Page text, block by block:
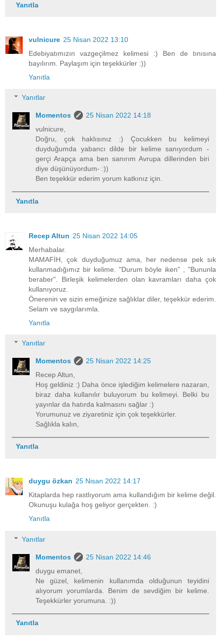
Yanıtla
vulnicure 25 Nisan 2022 13:10
Edebiyatımızın vazgeçilmez kelimesi :) Ben de tınısına
bayılırım. Paylaşım için teşekkürler :))
Yanıtla
Yanıtlar
Momentos
25 Nisan 2022 14:18
vulnicure,
Doğru, çok haklısınız :) Çocukken bu kelimeyi
duyduğumda yabancı dilde bir kelime sanıyordum -
gerçi Arapça ama ben sanırım Avrupa dillerinden biri
diye düşünüyordum- :))
Ben teşekkür ederim yorum katkınız için.
Yanıtla
Recep Altun 25 Nisan 2022 14:05
Merhabalar.
MAMAFİH, çok duyduğumuz ama, her nedense pek sık
kullanmadığımız bir kelime. "Durum böyle iken" , "Bununla
beraber". Birleşik kelimelerden olan kavramları daha çok
kullanıyoruz.
Önerenin ve sizin emeğinize sağlıklar diler, teşekkür ederim.
Selam ve saygılarımla.
Yanıtla
Yanıtlar
Momentos
25 Nisan 2022 14:25
Recep Altun,
Hoş geldiniz :) Daha önce işlediğim kelimelere nazaran,
biraz daha kullanılır buluyorum bu kelimeyi. Belki bu
yayınlar da hatırda kalmasını sağlar :)
Yorumunuz ve ziyaretiniz için çok teşekkürler.
Sağlıkla kalın,
Yanıtla
duygu özkan 25 Nisan 2022 14:17
Kitaplarda hep rastlıyorum ama kullandığım bir kelime değil.
Okunuşu kulağa hoş geliyor gerçekten. :)
Yanıtla
Yanıtlar
Momentos
25 Nisan 2022 14:46
duygu emanet,
Ne güzel, kelimenin kullanımda olduğunun teyidini
alıyorum yorumlarda. Benim de sevdiğim bir kelime.
Teşekkürler yorumuna. :))
Yanıtla